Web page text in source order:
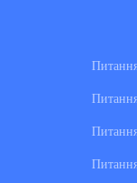
Питання